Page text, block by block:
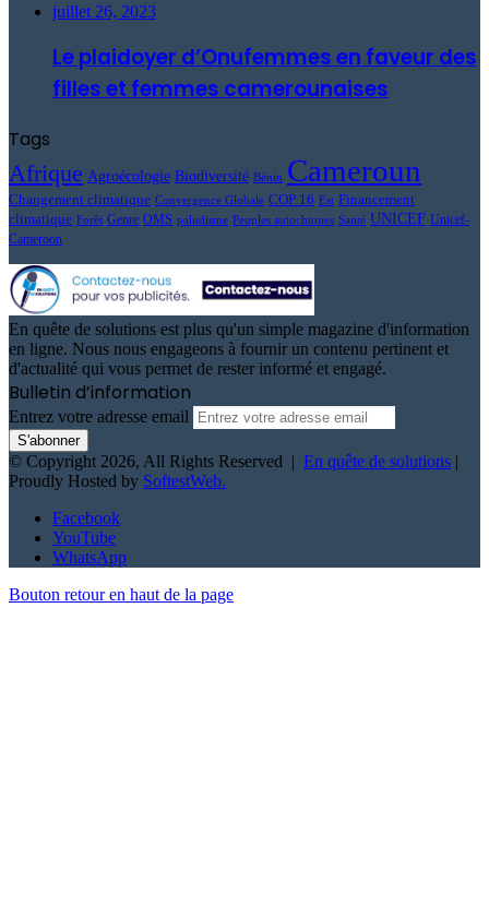
juillet 26, 2023
Le plaidoyer d’Onufemmes en faveur des
filles et femmes camerounaises
Tags
Afrique Agroécologie Biodiversité Bénin Cameroun
Changement climatique Convergence Globale COP 16 Est Financement
climatique Forêt Genre OMS paludisme Peuples autochtones Santé UNICEF Unicef-
Cameroon
En quête de solutions est plus qu'un simple magazine d'information
en ligne. Nous nous engageons à fournir un contenu pertinent et
d'actualité qui vous permet de rester informé et engagé.
Bulletin d’information
Entrez votre adresse email
© Copyright 2026, All Rights Reserved | En quête de solutions |
Proudly Hosted by SoftestWeb.
Facebook
YouTube
WhatsApp
Bouton retour en haut de la page